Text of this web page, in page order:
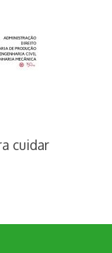
cuidar